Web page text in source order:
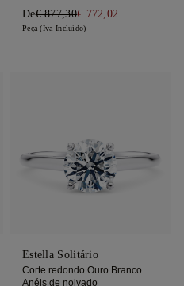
De€ 877,30€ 772,02
Peça (Iva Incluído)
Estella Solitário
Corte redondo Ouro Branco
Anéis de noivado